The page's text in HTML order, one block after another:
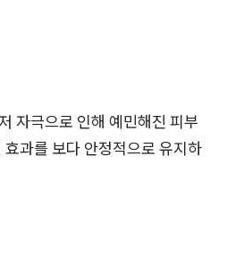
자극으로 인해 예민해진 피부
과를 보다 안정적으로 유지하